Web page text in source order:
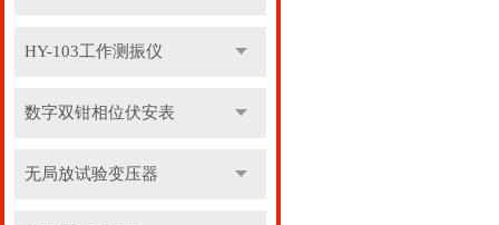
HY-103工作测振仪
数字双钳相位伏安表
无局放试验变压器